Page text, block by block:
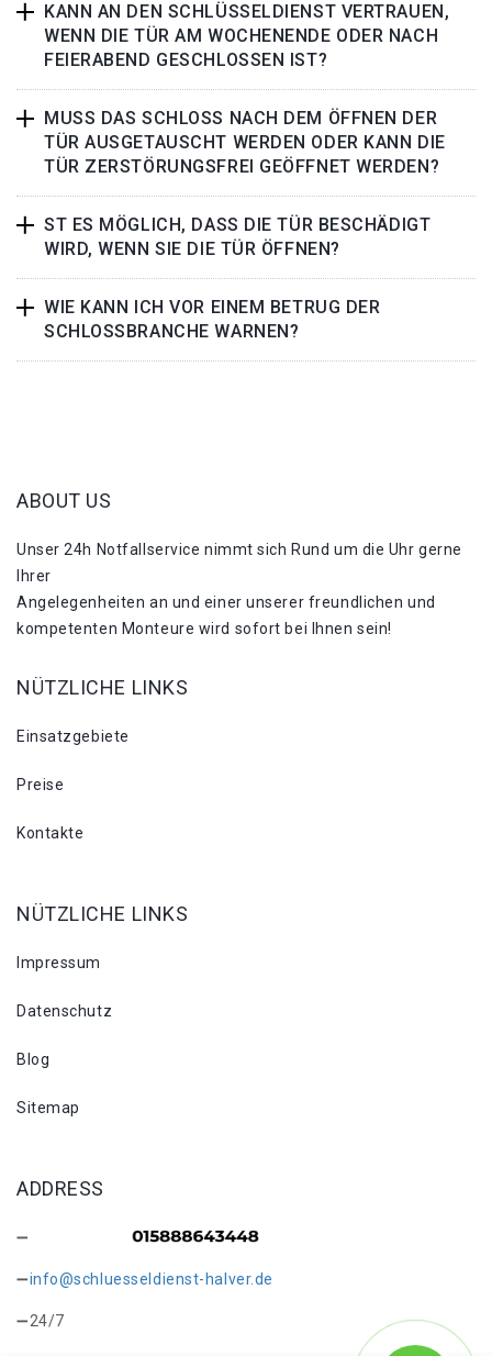
KANN AN DEN SCHLÜSSELDIENST VERTRAUEN,
WENN DIE TÜR AM WOCHENENDE ODER NACH
FEIERABEND GESCHLOSSEN IST?
MUSS DAS SCHLOSS NACH DEM ÖFFNEN DER
TÜR AUSGETAUSCHT WERDEN ODER KANN DIE
TÜR ZERSTÖRUNGSFREI GEÖFFNET WERDEN?
ST ES MÖGLICH, DASS DIE TÜR BESCHÄDIGT
WIRD, WENN SIE DIE TÜR ÖFFNEN?
WIE KANN ICH VOR EINEM BETRUG DER
SCHLOSSBRANCHE WARNEN?
ABOUT US
Unser 24h Notfallservice nimmt sich Rund um die Uhr gerne
Ihrer
Angelegenheiten an und einer unserer freundlichen und
kompetenten Monteure wird sofort bei Ihnen sein!
NÜTZLICHE LINKS
Einsatzgebiete
Preise
Kontakte
NÜTZLICHE LINKS
Impressum
Datenschutz
Blog
Sitemap
ADDRESS
info@schluesseldienst-halver.de
24/7